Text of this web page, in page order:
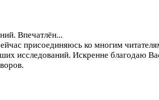
Впечатлён...
присоединяюсь ко многим
исследований. Искренне благодаю